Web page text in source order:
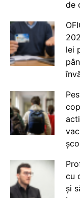
de
lei
cu
și